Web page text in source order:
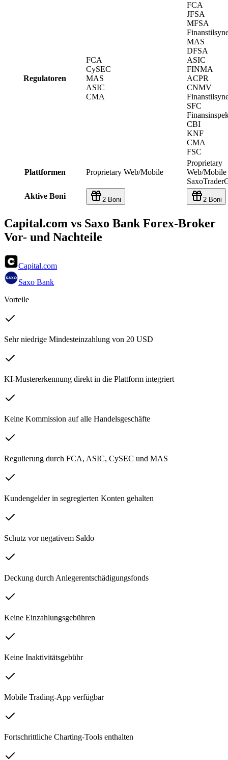
Regulatoren
FCA
CySEC
MAS
ASIC
CMA
FCA
JFSA
MFSA
MAS
DFSA
ASIC
FINMA
ACPR
CNMV
SFC
CBI
KNF
CMA
FSC
Plattformen Proprietary Web/Mobile
Proprietary
Web/Mobile
Aktive Boni
2 Boni 2 Boni
Capital.com vs Saxo Bank Forex-Broker
Vor- und Nachteile
Capital.com
Saxo Bank
Vorteile
Sehr niedrige Mindesteinzahlung von 20 USD
KI-Mustererkennung direkt in die Plattform integriert
Keine Kommission auf alle Handelsgeschäfte
Regulierung durch FCA, ASIC, CySEC und MAS
Kundengelder in segregierten Konten gehalten
Schutz vor negativem Saldo
Deckung durch Anlegerentschädigungsfonds
Keine Einzahlungsgebühren
Keine Inaktivitätsgebühr
Mobile Trading-App verfügbar
Fortschrittliche Charting-Tools enthalten